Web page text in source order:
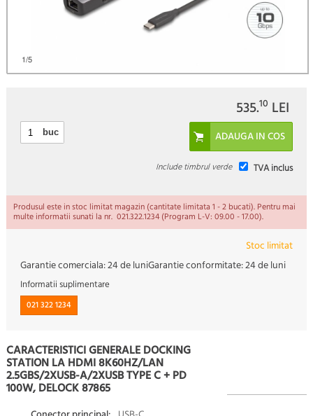
1/5
535.10 LEI
buc
TVA inclus
Include timbrul verde
Produsul este in stoc limitat magazin (cantitate limitata 1 - 2 bucati). Pentru mai
multe informatii sunati la nr. 021.322.1234 (Program L-V: 09.00 - 17.00).
Stoc limitat
Garantie comerciala:24 de luniGarantie conformitate:24 de luni
Informatii suplimentare
021 322 1234
CARACTERISTICI GENERALE DOCKING
STATION LA HDMI 8K60HZ/LAN
2.5GBS/2XUSB-A/2XUSB TYPE C + PD
100W, DELOCK 87865